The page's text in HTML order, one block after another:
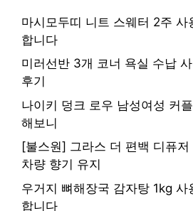
마시모두띠 니트 스웨터 2주 사
합니다
미러선반 3개 코너 욕실 수납
후기
나이키 덩크 로우 남성여성 커
해보니
[불스원] 그라스 더 편백 디퓨
차량 향기 유지
우거지 뼈해장국 감자탕 1kg 사
합니다